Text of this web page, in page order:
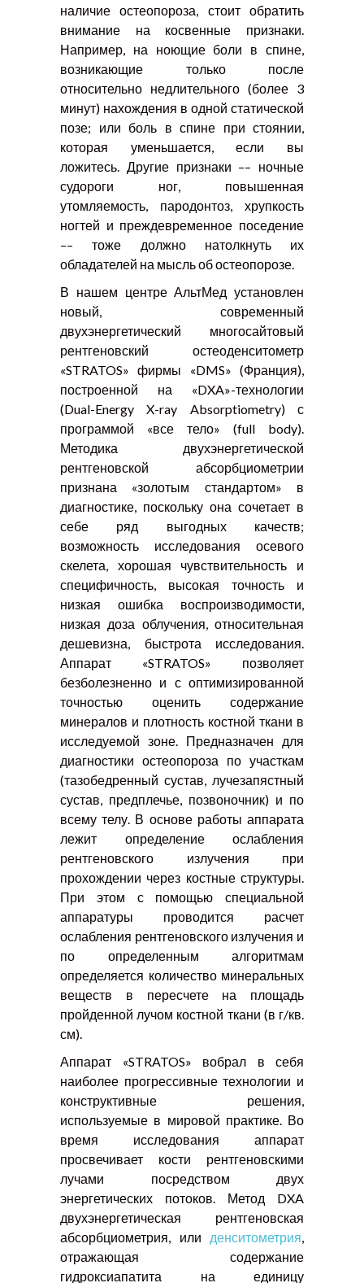
наличие остеопороза, стоит обратить
внимание на косвенные признаки.
Например, на ноющие боли в спине,
возникающие только после
относительно недлительного (более 3
минут) нахождения в одной статической
позе; или боль в спине при стоянии,
которая уменьшается, если вы
ложитесь. Другие признаки –– ночные
судороги ног, повышенная
утомляемость, пародонтоз, хрупкость
ногтей и преждевременное поседение
–– тоже должно натолкнуть их
обладателей на мысль об остеопорозе.
В нашем центре АльтМед установлен
новый, современный
двухэнергетический многосайтовый
рентгеновский остеоденситометр
«STRATOS» фирмы «DMS» (Франция),
построенной на «DXA»-технологии
(Dual-Energy X-ray Absorptiometry) с
программой «все тело» (full body).
Методика двухэнергетической
рентгеновской абсорбциометрии
признана «золотым стандартом» в
диагностике, поскольку она сочетает в
себе ряд выгодных качеств;
возможность исследования осевого
скелета, хорошая чувствительность и
специфичность, высокая точность и
низкая ошибка воспроизводимости,
низкая доза облучения, относительная
дешевизна, быстрота исследования.
Аппарат «STRATOS» позволяет
безболезненно и с оптимизированной
точностью оценить содержание
минералов и плотность костной ткани в
исследуемой зоне. Предназначен для
диагностики остеопороза по участкам
(тазобедренный сустав, лучезапястный
сустав, предплечье, позвоночник) и по
всему телу. В основе работы аппарата
лежит определение ослабления
рентгеновского излучения при
прохождении через костные структуры.
При этом с помощью специальной
аппаратуры проводится расчет
ослабления рентгеновского излучения и
по определенным алгоритмам
определяется количество минеральных
веществ в пересчете на площадь
пройденной лучом костной ткани (в г/кв.
см).
Аппарат «STRATOS» вобрал в себя
наиболее прогрессивные технологии и
конструктивные решения,
используемые в мировой практике. Во
время исследования аппарат
просвечивает кости рентгеновскими
лучами посредством двух
энергетических потоков. Метод DXA
двухэнергетическая рентгеновская
абсорбциометрия, или денситометрия,
отражающая содержание
гидроксиапатита на единицу